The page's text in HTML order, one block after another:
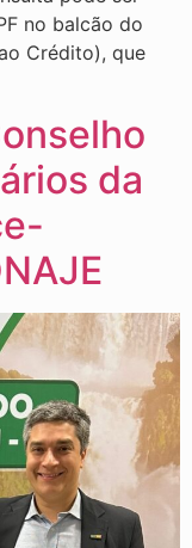
no balcão do
Crédito), que
da